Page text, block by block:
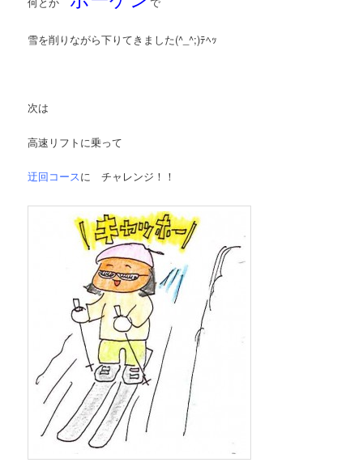
雪を削りながら下りてきました(^_^;)ﾃﾍｯ
次は
高速リフトに乗って
迂回コースに チャレンジ！！